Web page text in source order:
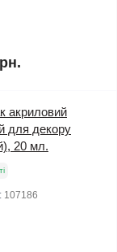
акриловий
для декору
20 мл.
107186